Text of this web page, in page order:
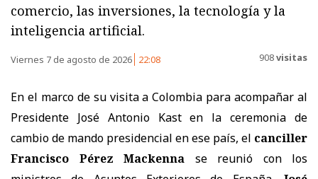
comercio, las inversiones, la tecnología y la
inteligencia artificial.
Viernes 7 de agosto de 2026 22:08 908visitas
En el marco de su visita a Colombia para acompañar al
Presidente José Antonio Kast en la ceremonia de
cambio de mando presidencial en ese país, el canciller
Francisco Pérez Mackenna se reunió con los